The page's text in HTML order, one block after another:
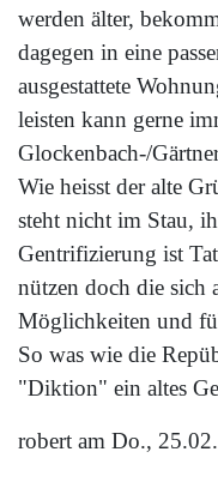
werden älter,
dagegen in eine
ausgestattete
leisten kann gerne
Glockenbach-/
Wie heisst der alte
steht nicht im Stau,
Gentrifizierung ist
nützen doch die sich
Möglichkeiten und
So was wie die
"Diktion" ein altes
robert am Do.,